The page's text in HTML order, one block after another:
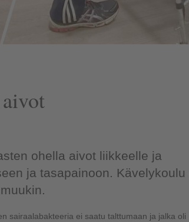
ohella aivot liikkeelle ja
ja tasapainoon. Kävelykoulu
sairaalabakteeria ei saatu talttumaan ja jalka oli